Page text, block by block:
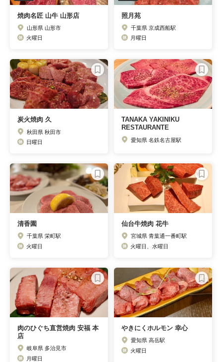
焼肉名匠 山牛 山形店
山形県 山形市
火曜日
照月苑
千葉県 京成西船駅
月曜日
炭火焼肉 久
秋田県 秋田市
日曜日
TANAKA YAKINIKU
RESTAURANTE
愛知県 名鉄名古屋駅
清香園
千葉県 栄町駅
火曜日
仙台牛焼肉 花牛
宮城県 青葉通一番町駅
火曜日、水曜日
肉のひぐち直営焼肉 安福 本
店
岐阜県 多治見市
月曜日
やきにくホルモン 幸心
愛知県 高岳駅
火曜日